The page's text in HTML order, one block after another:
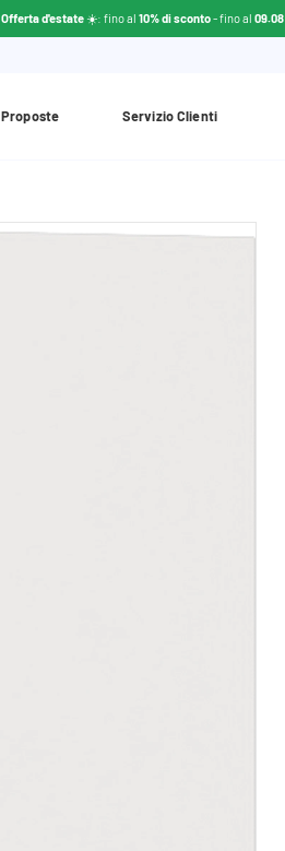
Offerta d'estate☀️: fino al 10% di sconto- fino al 09.08
Proposte Servizio Clienti